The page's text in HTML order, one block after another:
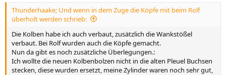
Thunderhaake; Und wenn in dem Zuge die Köpfe mit beim Rolf
überholt werden schrieb:
Die Kolben habe ich auch verbaut, zusätzlich die Wankstößel
verbaut. Bei Rolf wurden auch die Köpfe gemacht.
Nun da gibt es noch zusätzliche Überlegungen.:
Ich wollte die neuen Kolbenbolzen nicht in die alten Pleuel Buchsen
stecken, diese wurden ersetzt, meine Zylinder waren noch sehr gut,